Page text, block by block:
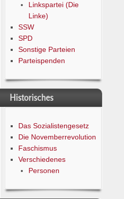
Linkspartei (Die
Linke)
SSW
SPD
Sonstige Parteien
Parteispenden
Historisches
Das Sozialistengesetz
Die Novemberrevolution
Faschismus
Verschiedenes
Personen